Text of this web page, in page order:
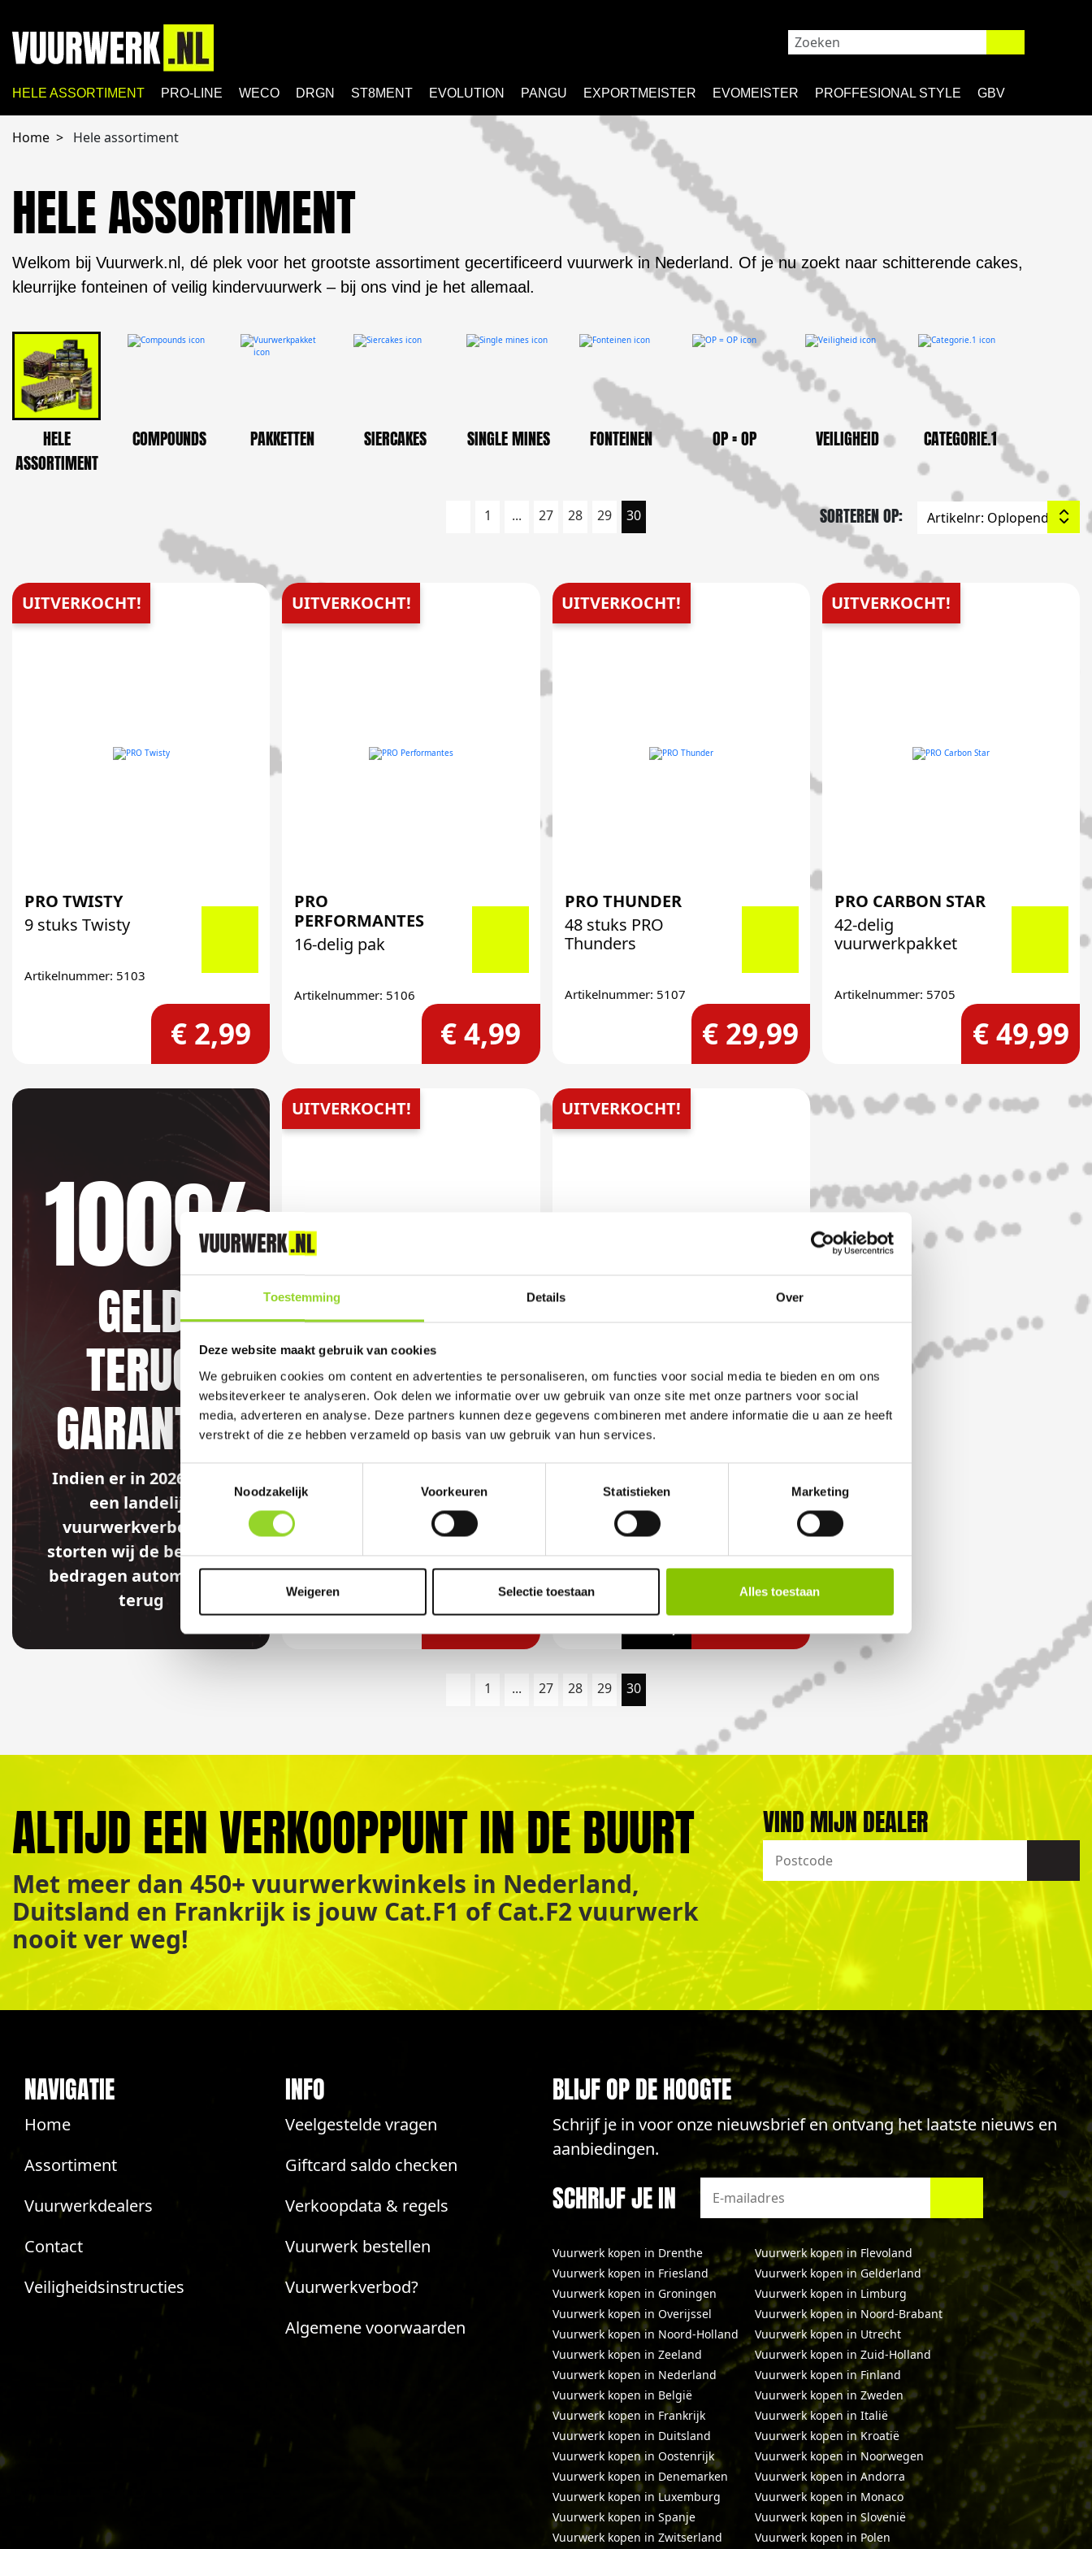
Toestemming Details Over
Deze website maakt gebruik van cookies
We gebruiken cookies om content en advertenties te personaliseren, om functies voor social media te bieden en om ons
websiteverkeer te analyseren. Ook delen we informatie over uw gebruik van onze site met onze partners voor social
media, adverteren en analyse. Deze partners kunnen deze gegevens combineren met andere informatie die u aan ze heeft
verstrekt of die ze hebben verzameld op basis van uw gebruik van hun services.
Toestemmingsselectie
Noodzakelijk
Voorkeuren Statistieken Marketing
Weigeren Selectie toestaan Alles toestaan
HELE ASSORTIMENT PRO-LINE WECO DRGN ST8MENT EVOLUTION PANGU EXPORTMEISTER EVOMEISTER PROFFESIONAL STYLE GBV
Home Hele assortiment
HELE ASSORTIMENT
Welkom bij Vuurwerk.nl, dé plek voor het grootste assortiment gecertificeerd vuurwerk in Nederland. Of je nu zoekt naar schitterende cakes,
kleurrijke fonteinen of veilig kindervuurwerk – bij ons vind je het allemaal.
HELE
ASSORTIMENT
COMPOUNDS PAKKETTEN SIERCAKES SINGLE MINES FONTEINEN OP = OP VEILIGHEID CATEGORIE.1
SORTEREN OP:
1 ... 27 28 29 30
UITVERKOCHT!
PRO TWISTY
9 stuks Twisty
Artikelnummer: 5103
€ 2,99
UITVERKOCHT!
PRO
PERFORMANTES
16-delig pak
Artikelnummer: 5106
€ 4,99
UITVERKOCHT!
PRO THUNDER
48 stuks PRO
Thunders
Artikelnummer: 5107
€ 29,99
UITVERKOCHT!
PRO CARBON STAR
42-delig
vuurwerkpakket
Artikelnummer: 5705
€ 49,99
100%
GELD
TERUG
GARANTIE
Indien er in 2026 weer
een landelijk
vuurwerkverbod is,
storten wij de betaalde
bedragen automatisch
terug
UITVERKOCHT!
PRO ONE METER
100-delig
Artikelnummer: 5710
€ 75,-
UITVERKOCHT!
DRGN ULTIMATE
400 shots 20mm
Artikelnummer: DE8795
€ 199,-
1 ... 27 28 29 30
ALTIJD EEN VERKOOPPUNT IN DE BUURT
Met meer dan 450+ vuurwerkwinkels in Nederland,
Duitsland en Frankrijk is jouw Cat.F1 of Cat.F2 vuurwerk
nooit ver weg!
VIND MIJN DEALER
NAVIGATIE
Home
Assortiment
Vuurwerkdealers
Contact
Veiligheidsinstructies
INFO
Veelgestelde vragen
Giftcard saldo checken
Verkoopdata & regels
Vuurwerk bestellen
Vuurwerkverbod?
Algemene voorwaarden
BLIJF OP DE HOOGTE
Schrijf je in voor onze nieuwsbrief en ontvang het laatste nieuws en
aanbiedingen.
SCHRIJF JE IN
Vuurwerk kopen in Drenthe
Vuurwerk kopen in Flevoland
Vuurwerk kopen in Friesland
Vuurwerk kopen in Gelderland
Vuurwerk kopen in Groningen
Vuurwerk kopen in Limburg
Vuurwerk kopen in Overijssel
Vuurwerk kopen in Noord-Brabant
Vuurwerk kopen in Noord-Holland
Vuurwerk kopen in Utrecht
Vuurwerk kopen in Zeeland
Vuurwerk kopen in Zuid-Holland
Vuurwerk kopen in Nederland
Vuurwerk kopen in Finland
Vuurwerk kopen in België
Vuurwerk kopen in Zweden
Vuurwerk kopen in Frankrijk
Vuurwerk kopen in Italië
Vuurwerk kopen in Duitsland
Vuurwerk kopen in Kroatië
Vuurwerk kopen in Oostenrijk
Vuurwerk kopen in Noorwegen
Vuurwerk kopen in Denemarken
Vuurwerk kopen in Andorra
Vuurwerk kopen in Luxemburg
Vuurwerk kopen in Monaco
Vuurwerk kopen in Spanje
Vuurwerk kopen in Slovenië
Vuurwerk kopen in Zwitserland
Vuurwerk kopen in Polen